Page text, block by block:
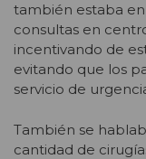
también estaba
consultas en
incentivando de
evitando que los
servicio de
También se
cantidad de